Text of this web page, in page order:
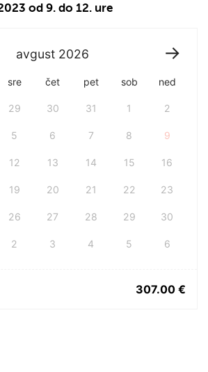
od 9. do 12. ure
avgust 2026
sre čet pet sob ned
29 30 31 1 2
5 6 7 8 9
12 13 14 15 16
19 20 21 22 23
26 27 28 29 30
2 3 4 5 6
307.00 €